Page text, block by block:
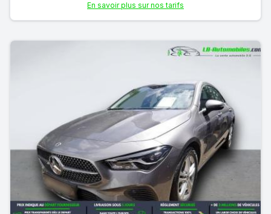
En savoir plus sur nos tarifs